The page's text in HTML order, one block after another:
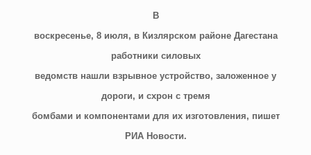
В
воскресенье, 8 июля, в Кизлярском районе Дагестана
работники силовых
ведомств нашли взрывное устройство, заложенное у
дороги, и схрон с тремя
бомбами и компонентами для их изготовления, пишет
РИА Новости.